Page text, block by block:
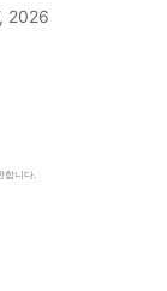
2026
합니다.